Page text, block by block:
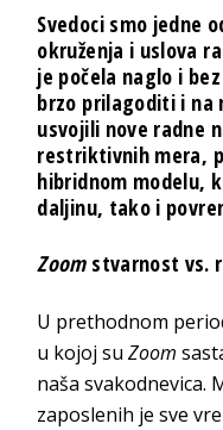
Svedoci smo jedne
okruženja i uslova
je počela naglo i
brzo prilagoditi i na
usvojili nove radne
restriktivnih mera,
hibridnom modelu,
daljinu, tako i
Zoomstvarnost vs.
U prethodnom
u kojoj suZoom
naša svakodnevica.
zaposlenih je sve